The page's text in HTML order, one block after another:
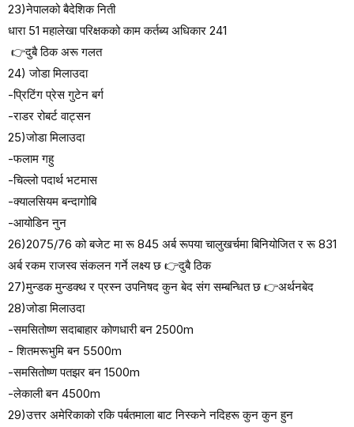
23)नेपालको बैदेशिक निती
धारा 51 महालेखा परिक्षकको काम कर्तब्य अधिकार 241
👉दुबै ठिक अरू गलत
24) जोडा मिलाउदा
-प्रिटिंग प्रेस गुटेन बर्ग
-राडर रोबर्ट वाट्सन
25)जोडा मिलाउदा
-फलाम गहु
-चिल्लो पदार्थ भटमास
-क्यालसियम बन्दागोबि
-आयोडिन नुन
26)2075/76 को बजेट मा रू 845 अर्ब रूपया चालुखर्चमा बिनियोजित र रू 831
अर्ब रकम राजस्व संकलन गर्ने लक्ष्य छ 👉दुबै ठिक
27)मुन्डक मुन्डक्थ र प्रस्न उपनिषद कुन बेद संग सम्बन्धित छ 👉अर्थनबेद
28)जोडा मिलाउदा
-समसितोष्ण सदाबाहार कोणधारी बन 2500m
- शितमरूभुमि बन 5500m
-समसितोष्ण पतझर बन 1500m
-लेकाली बन 4500m
29)उत्तर अमेरिकाको रकि पर्बतमाला बाट निस्कने नदिहरू कुन कुन हुन